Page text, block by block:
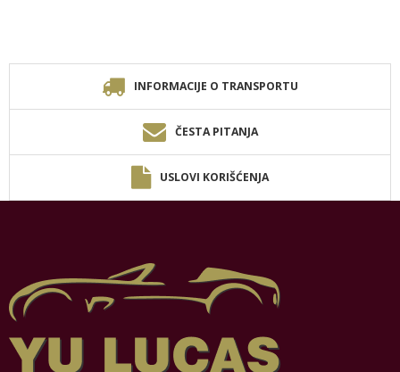
INFORMACIJE O TRANSPORTU
ČESTA PITANJA
USLOVI KORIŠĆENJA